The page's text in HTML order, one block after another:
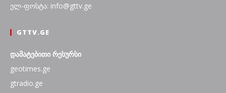
ელ-ფოსტა: info@gttv.ge
GTTV.GE
დამატებითი რესურსი
geotimes.ge
gtradio.ge